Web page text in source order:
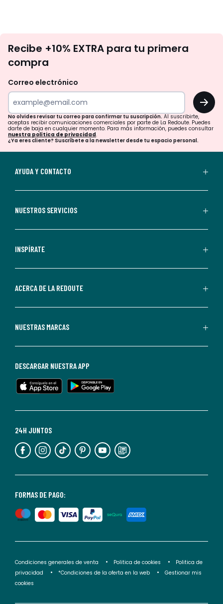
te
tu
para
confirmar
tu
suscripción.
aceptas
comerciales
personalizadas
parte
Redoute.
de
en
cualquier
Para
información,
puedes
de
privacidad</2>.
Recibe +10% EXTRA para tu primera
compra
Correo electrónico
OK
No olvides revisar tu correo para confirmar tu suscripción. Al suscribirte,
aceptas recibir comunicaciones comerciales por parte de La Redoute. Puedes
darte de baja en cualquier momento. Para más información, puedes consultar
nuestra política de privacidad.
¿Ya eres cliente? Suscríbete a la newsletter desde tu espacio personal.
AYUDA Y CONTACTO
NUESTROS SERVICIOS
INSPÍRATE
ACERCA DE LA REDOUTE
NUESTRAS MARCAS
FORMAS DE PAGO:
24H JUNTOS
DESCARGAR NUESTRA APP
Condiciones generales de venta Politica de cookies
Politica de
privacidad
*Condiciones de la oferta en la web
Gestionar mis
cookies